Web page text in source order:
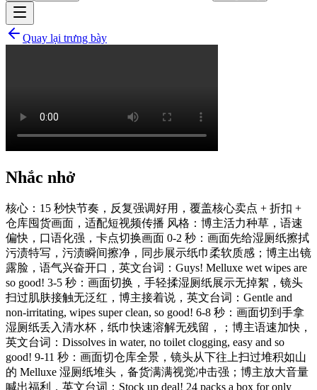
Quay lại trưng bày
Nhắc nhở
核心：15 秒快节奏，反复强调好用，覆盖核心卖点 + 折扣 +
仓库囤货画面，适配短视频传播 风格：博主活力种草，语速
偏快，口语化强，卡点切换画面 0-2 秒：画面先给湿厕纸擦拭
污渍特写，污渍瞬间擦净，同步展示纸巾柔软质感；博主出镜
露脸，语气兴奋开口，英文台词：Guys! Melluxe wet wipes are
so good! 3-5 秒：画面切换，手轻揉湿厕纸展示无掉絮，镜头
扫过肌肤接触无泛红，博主接着说，英文台词：Gentle and
non-irritating, wipes super clean, so good! 6-8 秒：画面切到手拿
湿厕纸丢入清水杯，纸巾快速溶解无残留，；博主语速加快，
英文台词：Dissolves in water, no toilet clogging, easy and so
good! 9-11 秒：画面切仓库全景，镜头从下往上扫过堆积如山
的 Melluxe 湿厕纸堆头，备货满满视觉冲击强；博主放大音量
喊出福利，英文台词：Stock up deal! 24 packs a box for only